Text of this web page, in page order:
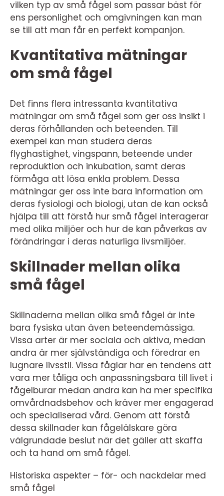
vilken typ av små fågel som passar bäst för
ens personlighet och omgivningen kan man
se till att man får en perfekt kompanjon.
Kvantitativa mätningar
om små fågel
Det finns flera intressanta kvantitativa
mätningar om små fågel som ger oss insikt i
deras förhållanden och beteenden. Till
exempel kan man studera deras
flyghastighet, vingspann, beteende under
reproduktion och inkubation, samt deras
förmåga att lösa enkla problem. Dessa
mätningar ger oss inte bara information om
deras fysiologi och biologi, utan de kan också
hjälpa till att förstå hur små fågel interagerar
med olika miljöer och hur de kan påverkas av
förändringar i deras naturliga livsmiljöer.
Skillnader mellan olika
små fågel
Skillnaderna mellan olika små fågel är inte
bara fysiska utan även beteendemässiga.
Vissa arter är mer sociala och aktiva, medan
andra är mer självständiga och föredrar en
lugnare livsstil. Vissa fåglar har en tendens att
vara mer tåliga och anpassningsbara till livet i
fågelburar medan andra kan ha mer specifika
omvårdnadsbehov och kräver mer engagerad
och specialiserad vård. Genom att förstå
dessa skillnader kan fågelälskare göra
välgrundade beslut när det gäller att skaffa
och ta hand om små fågel.
Historiska aspekter – för- och nackdelar med
små fågel